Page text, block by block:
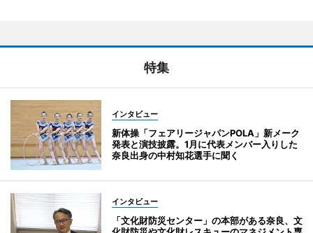
特集
インタビュー
新体操「フェアリージャパンPOLA」新メーク
発表と演技披露。1月に代表メンバー入りした
奈良出身の中村知花選手に聞く
インタビュー
「文化財防災センター」の本部がある奈良、文